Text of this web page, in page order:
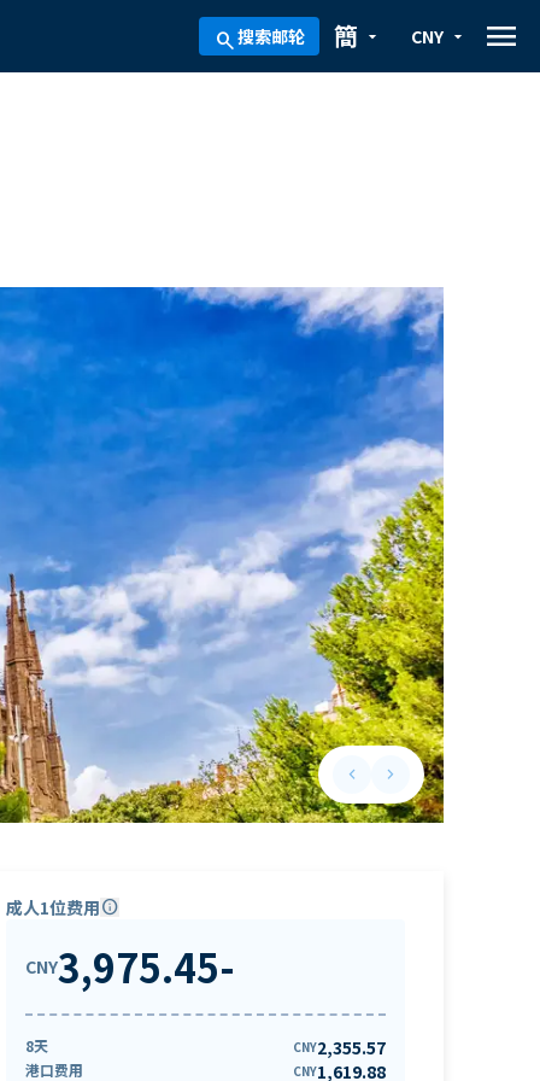
search搜索邮轮 arrow_drop_down
簡 arrow_drop_down
CNY menu
keyboard_arrow_leftPrevious slide
keyboard_arrow_rightNext slide
成人1位费用info
CNY3,975.45-
8天 CNY2,355.57
港口费用 CNY1,619.88